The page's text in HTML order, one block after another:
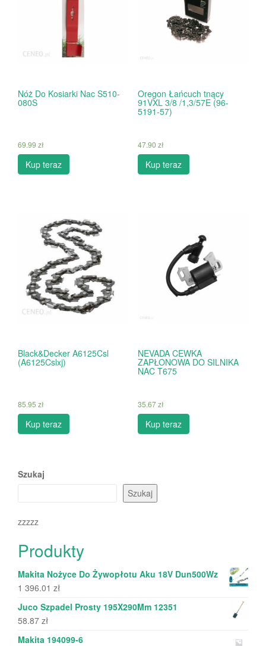
Nóż Do Kosiarki Nac S510-
080S
69.99 zł
Kup teraz
Oregon Łańcuch tnący
91VXL 3/8 /1,3/57E (96-
5191-57)
47.90 zł
Kup teraz
Black&Decker A6125Csl
(A6125Cslxj)
85.95 zł
Kup teraz
NEVADA CEWKA
ZAPŁONOWA DO SILNIKA
NAC T675
35.67zł
Kup teraz
Szukaj
Szukaj
zzzzz
Produkty
Makita Nożyce Do Żywopłotu Aku 18V Dun500Wz
1 396.01 zł
Juco Szpadel Prosty 195X290Mm 12351
58.87 zł
Makita 194099-6